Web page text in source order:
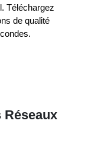
Téléchargez
de qualité